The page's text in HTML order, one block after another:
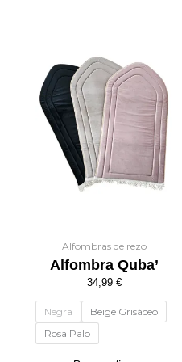
Alfombras de rezo
Alfombra Quba’
34,99 €
Negra
Beige Grisáceo
Rosa Palo
producto
tiene
múltiples
variantes.
Las
opciones
se
pueden
la
página
producto